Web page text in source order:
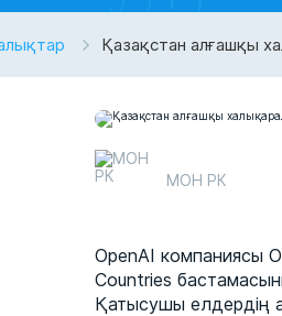
Қазақстан алғашқы
МОН РК
OpenAI компаниясы
Countries
Қатысушы елдердің